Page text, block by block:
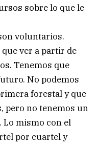
sobre lo que le
voluntarios.
ver a partir de
Tenemos que
No podemos
forestal y que
pero no tenemos un
Lo mismo con el
por cuartel y